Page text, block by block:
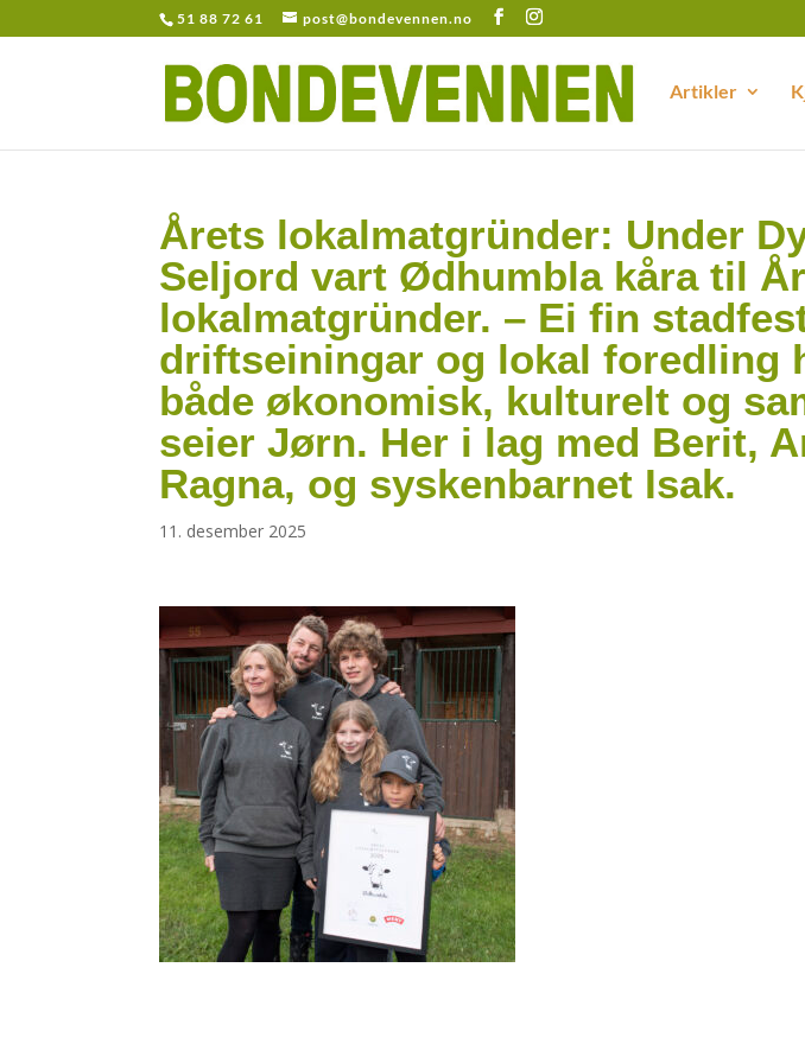
51 88 72 61 post@bondevennen.no
Artikler
Årets lokalmatgründer: Under
Seljord vart Ødhumbla kåra til
lokalmatgründer. – Ei fin
driftseiningar og lokal foredling
både økonomisk, kulturelt og
seier Jørn. Her i lag med Berit,
Ragna, og syskenbarnet Isak.
11. desember 2025